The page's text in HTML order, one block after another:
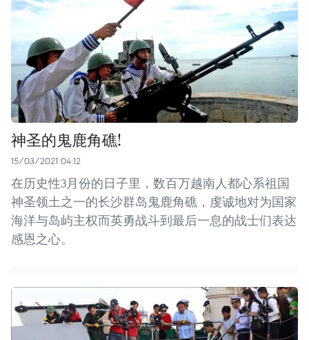
神圣的鬼鹿角礁!
15/03/2021 04:12
在历史性3月份的日子里，数百万越南人都心系祖国
神圣领土之一的长沙群岛鬼鹿角礁，虔诚地对为国家
海洋与岛屿主权而英勇战斗到最后一息的战士们表达
感恩之心。